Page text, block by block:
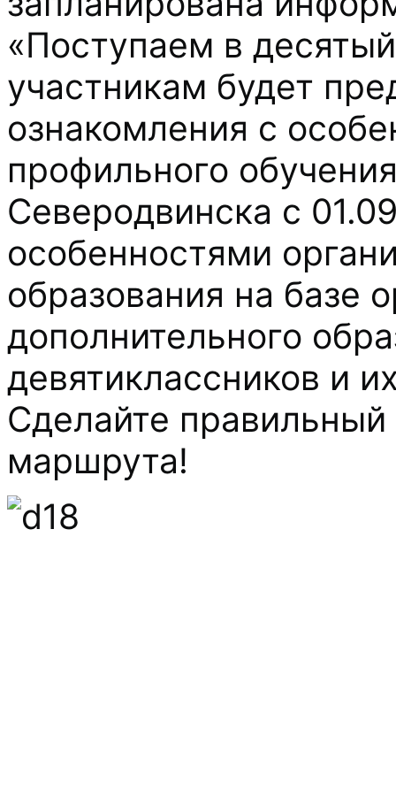
«Поступаем в
участникам будет
ознакомления с
профильного
Северодвинска с
особенностями
образования на базе
дополнительного
девятиклассников и
Сделайте
маршрута!